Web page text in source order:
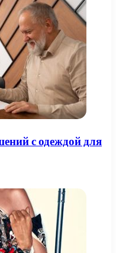
с одеждой для